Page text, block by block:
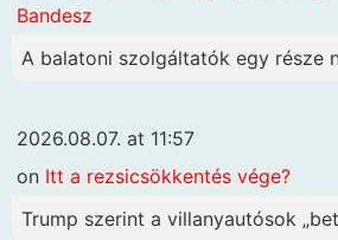
Bandesz
A balatoni szolgáltatók egy része
2026.08.07. at 11:57
on Itt a rezsicsökkentés vége?
Trump szerint a villanyautósok